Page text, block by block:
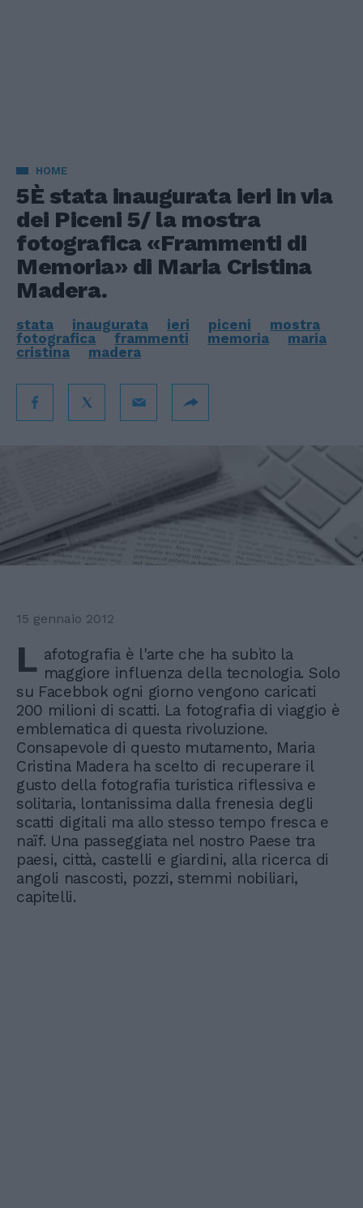
HOME
5È stata inaugurata ieri in via
dei Piceni 5/ la mostra
fotografica «Frammenti di
Memoria» di Maria Cristina
Madera.
stata inaugurata ieri piceni
mostra
fotografica
frammenti memoria
maria
cristina
madera
15 gennaio 2012
L afotografia è l'arte che ha subìto la
maggiore influenza della tecnologia. Solo
su Facebbok ogni giorno vengono caricati
200 milioni di scatti. La fotografia di viaggio è
emblematica di questa rivoluzione.
Consapevole di questo mutamento, Maria
Cristina Madera ha scelto di recuperare il
gusto della fotografia turistica riflessiva e
solitaria, lontanissima dalla frenesia degli
scatti digitali ma allo stesso tempo fresca e
naïf. Una passeggiata nel nostro Paese tra
paesi, città, castelli e giardini, alla ricerca di
angoli nascosti, pozzi, stemmi nobiliari,
capitelli.